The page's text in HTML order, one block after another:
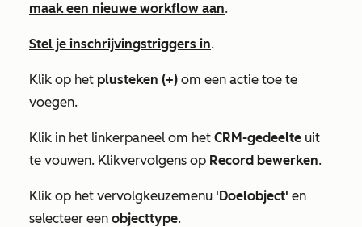
maak een nieuwe workflow aan.
Stel je inschrijvingstriggers in.
Klik op het plusteken (+) om een actie toe te
voegen.
Klik in het linkerpaneel om het CRM-gedeelte uit
te vouwen. Klikvervolgens op Record bewerken.
Klik op het vervolgkeuzemenu 'Doelobject' en
selecteer een objecttype.